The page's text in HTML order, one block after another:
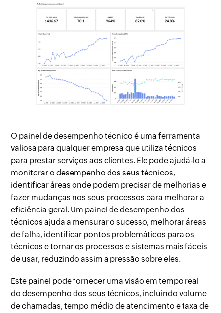
O painel de desempenho técnico é uma ferramenta
valiosa para qualquer empresa que utiliza técnicos
para prestar serviços aos clientes. Ele pode ajudá-lo a
monitorar o desempenho dos seus técnicos,
identificar áreas onde podem precisar de melhorias e
fazer mudanças nos seus processos para melhorar a
eficiência geral. Um painel de desempenho dos
técnicos ajuda a mensurar o sucesso, melhorar áreas
de falha, identificar pontos problemáticos para os
técnicos e tornar os processos e sistemas mais fáceis
de usar, reduzindo assim a pressão sobre eles.
Este painel pode fornecer uma visão em tempo real
do desempenho dos seus técnicos, incluindo volume
de chamadas, tempo médio de atendimento e taxa de